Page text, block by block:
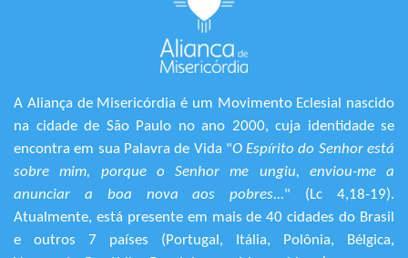
A Aliança de Misericórdia é um Movimento Eclesial nascido
na cidade de São Paulo no ano 2000, cuja identidade se
encontra em sua Palavra de Vida "O Espírito do Senhor está
sobre mim, porque o Senhor me ungiu, enviou-me a
anunciar a boa nova aos pobres..." (Lc 4,18-19).
Atualmente, está presente em mais de 40 cidades do Brasil
e outros 7 países (Portugal, Itália, Polônia, Bélgica,